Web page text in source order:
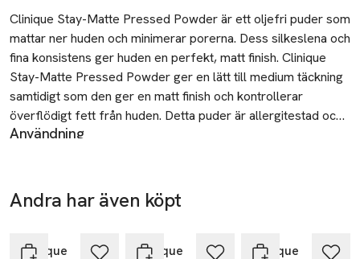
Beskrivning
Clinique Stay-Matte Pressed Powder är ett oljefri puder som
mattar ner huden och minimerar porerna. Dess silkeslena och
fina konsistens ger huden en perfekt, matt finish. Clinique
Stay-Matte Pressed Powder ger en lätt till medium täckning
samtidigt som den ger en matt finish och kontrollerar
överflödigt fett från huden. Detta puder är allergitestad och
100% fri från parfym.
Passar för kombinerad, fet hud och torr hud.
Pudret ger en fräsch och hållbar look som känns bekväm -
Användning
områden. Makeupsvampen kan rengöras med tvål och
vatten. Låt den torka innan nästa användning.
Andra har även köpt
Clinique
Clinique
Clinique